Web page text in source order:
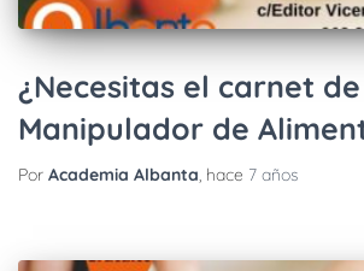
¿Necesitas el carnet de
Manipulador de
Por Academia Albanta, hace 7 años